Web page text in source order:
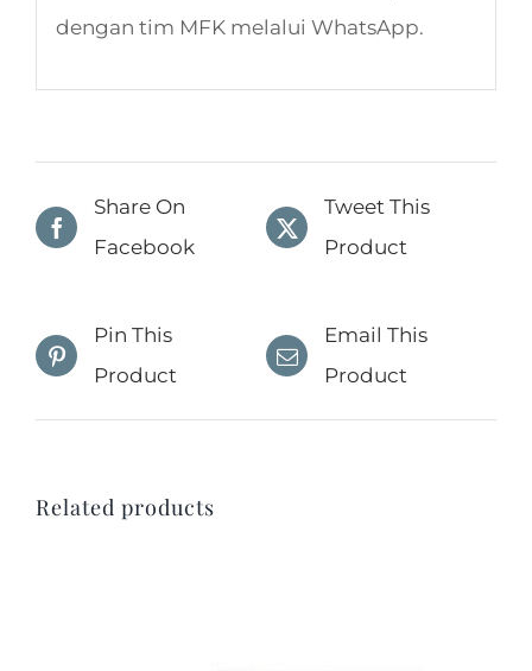
dengan tim MFK melalui WhatsApp.
Share On
Facebook
Tweet This
Product
Pin This
Product
Email This
Product
Related products